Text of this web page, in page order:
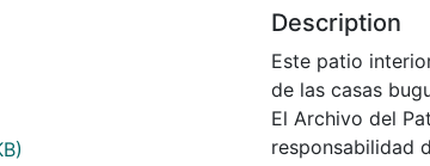
Description
Este patio
de las casas
El Archivo del
responsabilidad